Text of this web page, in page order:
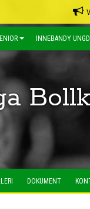
INNEBANDY
DOKUMENT